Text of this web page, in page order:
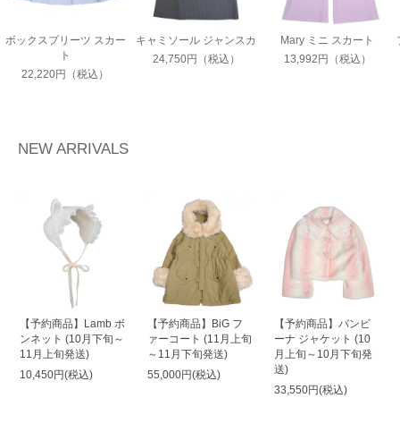
ボックスプリーツ スカー
ト
22,220円（税込）
キャミソール ジャンスカ
24,750円（税込）
Mary ミニ スカート
13,992円（税込）
NEW ARRIVALS
【予約商品】Lamb ボ
ンネット (10月下旬～
11月上旬発送)
10,450円(税込)
【予約商品】BiG フ
ァーコート (11月上旬
～11月下旬発送)
55,000円(税込)
【予約商品】バンビ
ーナ ジャケット (10
月上旬～10月下旬発
送)
33,550円(税込)